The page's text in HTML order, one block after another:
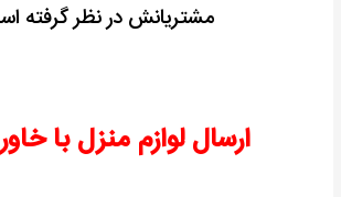
مشتریانش در نظر گرفته
ارسال لوازم منزل با